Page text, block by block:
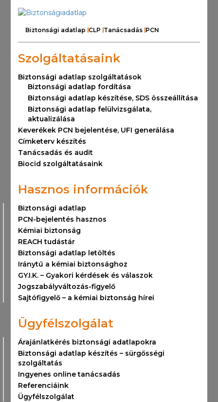
Biztonsági adatlap CLP Tanácsadás PCN
Szolgáltatásaink
Biztonsági adatlap szolgáltatások
Biztonsági adatlap fordítása
Biztonsági adatlap készítése, SDS összeállítása
Biztonsági adatlap felülvizsgálata,
aktualizálása
Keverékek PCN bejelentése, UFI generálása
Címketerv készítés
Tanácsadás és audit
Biocid szolgáltatásaink
Hasznos információk
Biztonsági adatlap
PCN-bejelentés hasznos
Kémiai biztonság
REACH tudástár
Biztonsági adatlap letöltés
Iránytű a kémiai biztonsághoz
GY.I.K. – Gyakori kérdések és válaszok
Jogszabályváltozás-figyelő
Sajtófigyelő – a kémiai biztonság hírei
Ügyfélszolgálat
Árajánlatkérés biztonsági adatlapokra
Biztonsági adatlap készítés – sürgősségi
szolgáltatás
Ingyenes online tanácsadás
Referenciáink
Ügyfélszolgálat